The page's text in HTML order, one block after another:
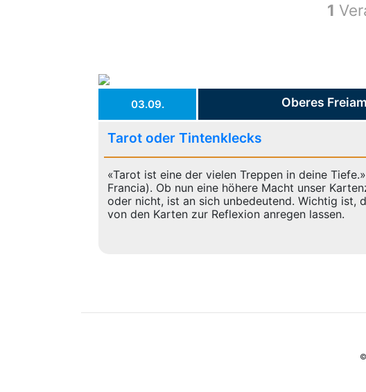
1
03.09. Oberes
Tarot oder Tintenklecks
«Tarot ist eine der vielen Treppen in deine
Francia). Ob nun eine höhere Macht unser
oder nicht, ist an sich unbedeutend. Wichtig ist,
von den Karten zur Reflexion anregen lassen.